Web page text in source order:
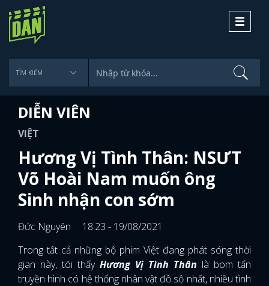
Toggle
DIỄN VIÊN
VIỆT
Hương Vị Tình Thân: NSƯT
Võ Hoài Nam muốn ông
Sinh nhận con sớm
Đức Nguyên
18:23 - 19/08/2021
Trong tất cả những bộ phim Việt đang phát sóng thời
gian này, tôi thấyHương Vị Tình Thân là bom tấn
truyền hình có hệ thống nhân vật đồ sộ nhất, nhiều tình